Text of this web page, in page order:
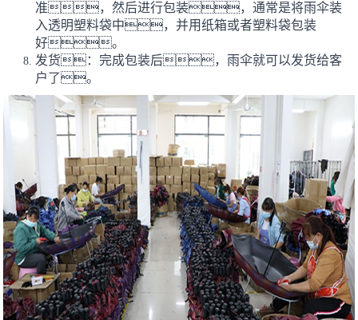
准，然后进行包装，通常是将雨伞装
入透明塑料袋中，并用纸箱或者塑料袋包装
好。
发货：完成包装后，雨伞就可以发货给客
户了。